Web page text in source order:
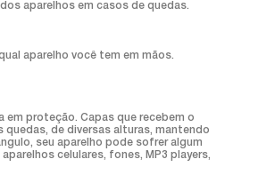
aparelhos em casos de quedas.
aparelho você tem em mãos.
proteção. Capas que recebem o
de diversas alturas, mantendo
seu aparelho pode sofrer algum
celulares, fones, MP3 players,